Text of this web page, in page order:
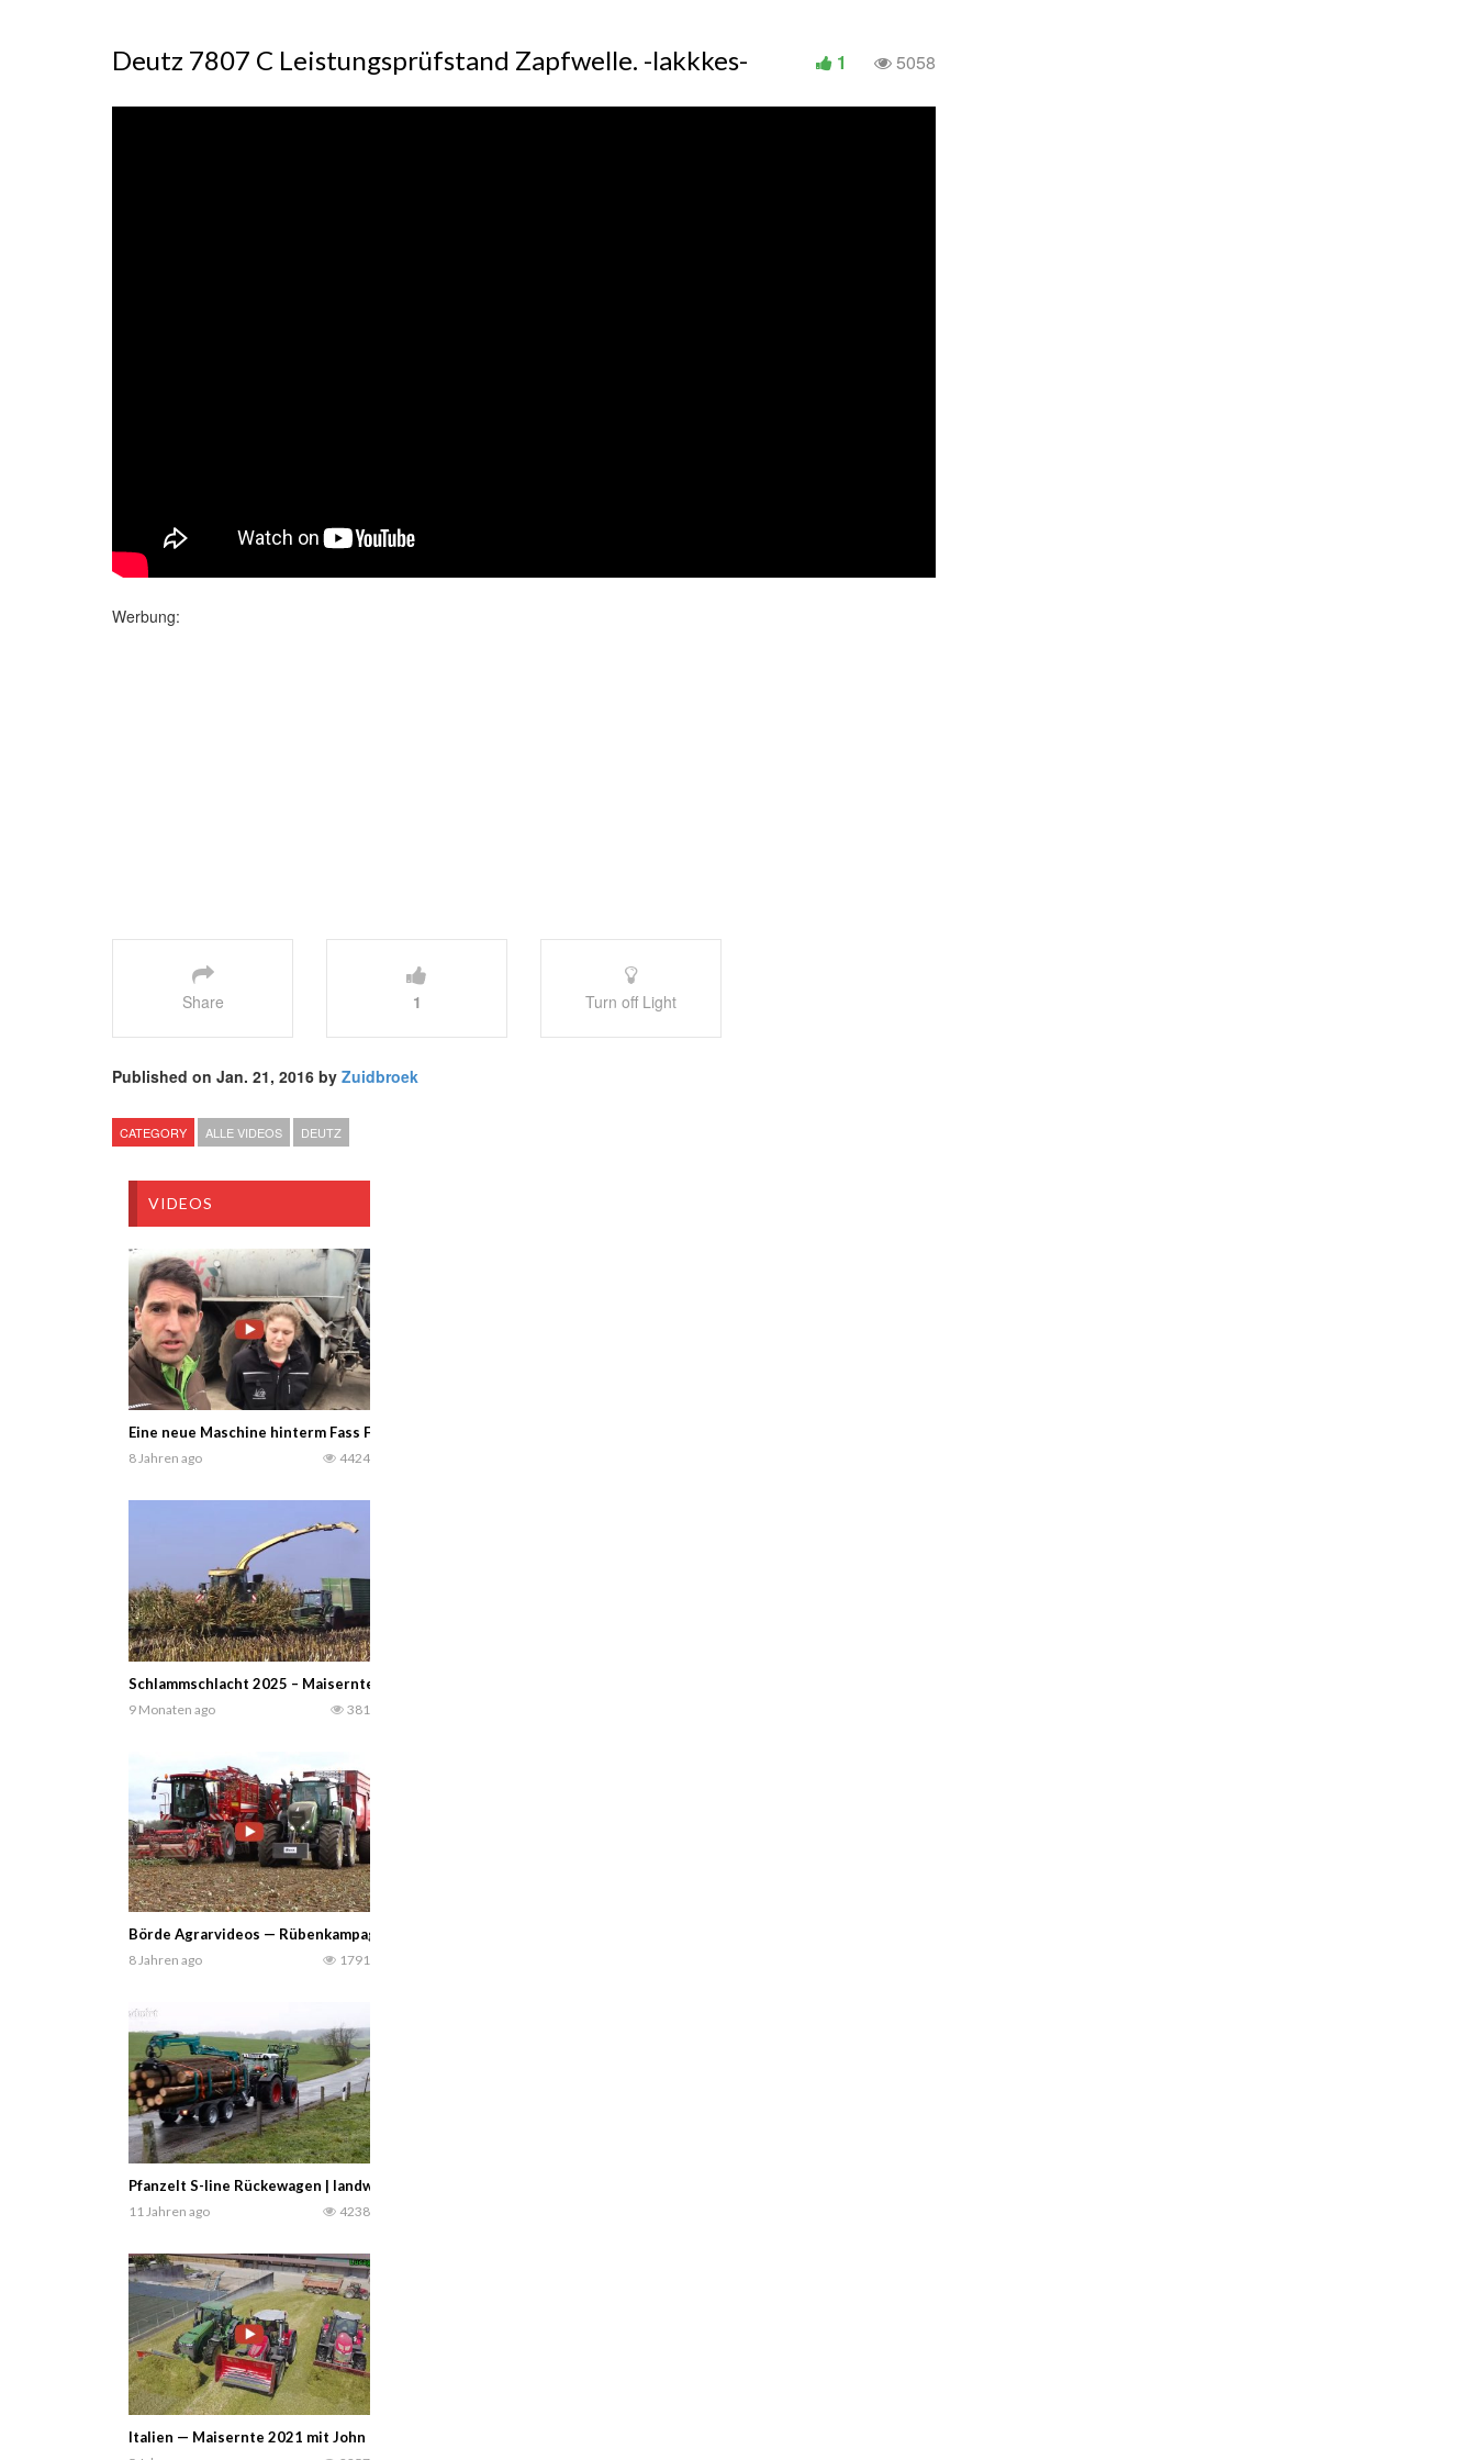
Deutz 7807 C Leistungsprüfstand Zapfwelle. -lakkkes- 5058
1
Werbung:
Share 1 Turn off Light
Published on Jan. 21, 2016 by Zuidbroek
CATEGORY ALLE VIDEOS DEUTZ
VIDEOS
Eine neue Maschine hinterm Fass Fendt Traktor — GülleVLOG – Bocholter Landschwein
8 Jahren ago 4424
Schlammschlacht 2025 – Maisernte 2025 mit Krone und Fendt. Landtechnik Media
9 Monaten ago 381
Börde Agrarvideos — Rübenkampagne 2018 mit einer der größten Lohnunternehmen Deutschlands. Sehen sie selbst was der neue Holmer Roder leistet!
8 Jahren ago 1791
Pfanzelt S-line Rückewagen | landwirt com
11 Jahren ago 4238
Italien — Maisernte 2021 mit John Deere 9700i und Massey Ferguson 8s & 8730s, Case ih und John Deere Traktoren — Lucagri 115